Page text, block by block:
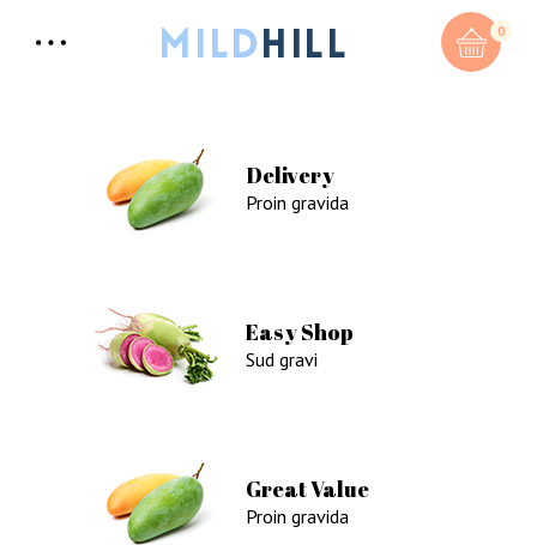
0
Delivery
Proin gravida
Easy Shop
Sud gravi
Great Value
Proin gravida